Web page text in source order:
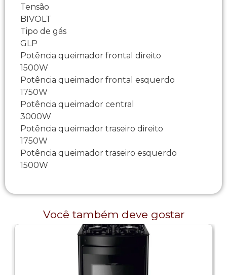
Tensão
BIVOLT
Tipo de gás
GLP
Potência queimador frontal direito
1500W
Potência queimador frontal esquerdo
1750W
Potência queimador central
3000W
Potência queimador traseiro direito
1750W
Potência queimador traseiro esquerdo
1500W
Você também deve gostar